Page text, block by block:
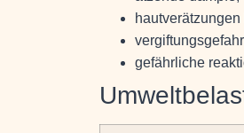
gefährliche